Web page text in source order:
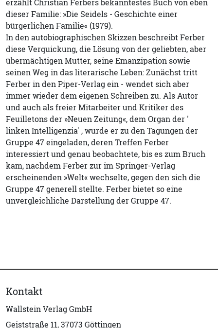
erzählt Christian Ferbers bekanntestes Buch von eben
dieser Familie: »Die Seidels - Geschichte einer
bürgerlichen Familie« (1979).
In den autobiographischen Skizzen beschreibt Ferber
diese Verquickung, die Lösung von der geliebten, aber
übermächtigen Mutter, seine Emanzipation sowie
seinen Weg in das literarische Leben: Zunächst tritt
Ferber in den Piper-Verlag ein - wendet sich aber
immer wieder dem eigenen Schreiben zu. Als Autor
und auch als freier Mitarbeiter und Kritiker des
Feuilletons der »Neuen Zeitung«, dem Organ der '
linken Intelligenzia' , wurde er zu den Tagungen der
Gruppe 47 eingeladen, deren Treffen Ferber
interessiert und genau beobachtete, bis es zum Bruch
kam, nachdem Ferber zur im Springer-Verlag
erscheinenden »Welt« wechselte, gegen den sich die
Gruppe 47 generell stellte. Ferber bietet so eine
unvergleichliche Darstellung der Gruppe 47.
Kontakt
Wallstein Verlag GmbH
Geiststraße 11, 37073 Göttingen